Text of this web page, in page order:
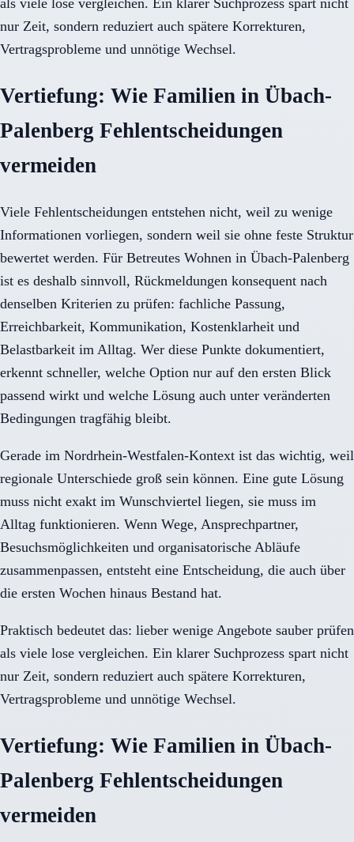
als viele lose vergleichen. Ein klarer Suchprozess spart nicht
nur Zeit, sondern reduziert auch spätere Korrekturen,
Vertragsprobleme und unnötige Wechsel.
Vertiefung: Wie Familien in Übach-
Palenberg Fehlentscheidungen
vermeiden
Viele Fehlentscheidungen entstehen nicht, weil zu wenige
Informationen vorliegen, sondern weil sie ohne feste Struktur
bewertet werden. Für Betreutes Wohnen in Übach-Palenberg
ist es deshalb sinnvoll, Rückmeldungen konsequent nach
denselben Kriterien zu prüfen: fachliche Passung,
Erreichbarkeit, Kommunikation, Kostenklarheit und
Belastbarkeit im Alltag. Wer diese Punkte dokumentiert,
erkennt schneller, welche Option nur auf den ersten Blick
passend wirkt und welche Lösung auch unter veränderten
Bedingungen tragfähig bleibt.
Gerade im Nordrhein-Westfalen-Kontext ist das wichtig, weil
regionale Unterschiede groß sein können. Eine gute Lösung
muss nicht exakt im Wunschviertel liegen, sie muss im
Alltag funktionieren. Wenn Wege, Ansprechpartner,
Besuchsmöglichkeiten und organisatorische Abläufe
zusammenpassen, entsteht eine Entscheidung, die auch über
die ersten Wochen hinaus Bestand hat.
Praktisch bedeutet das: lieber wenige Angebote sauber prüfen
als viele lose vergleichen. Ein klarer Suchprozess spart nicht
nur Zeit, sondern reduziert auch spätere Korrekturen,
Vertragsprobleme und unnötige Wechsel.
Vertiefung: Wie Familien in Übach-
Palenberg Fehlentscheidungen
vermeiden